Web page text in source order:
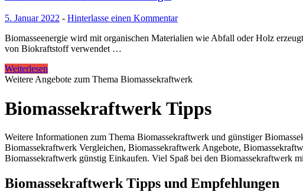
5. Januar 2022 - Hinterlasse einen Kommentar
Biomasseenergie wird mit organischen Materialien wie Abfall oder Holz
von Biokraftstoff verwendet …
Weiterlesen
Weitere Angebote zum Thema Biomassekraftwerk
Biomassekraftwerk Tipps
Weitere Informationen zum Thema Biomassekraftwerk und günstiger
Biomassekraftwerk Vergleichen, Biomassekraftwerk Angebote,
Biomassekraftwerk günstig Einkaufen. Viel Spaß bei den Biomassekraftwerk
Biomassekraftwerk Tipps und Empfehlungen